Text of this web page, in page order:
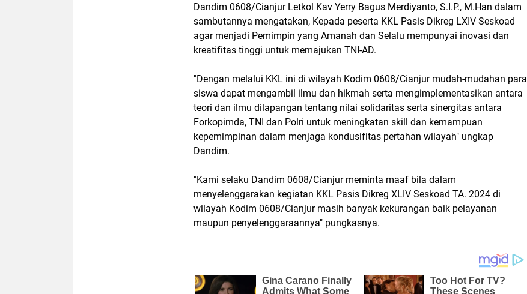
Dandim 0608/Cianjur Letkol Kav Yerry Bagus Merdiyanto, S.I.P., M.Han dalam
sambutannya mengatakan, Kepada peserta KKL Pasis Dikreg LXIV Seskoad
agar menjadi Pemimpin yang Amanah dan Selalu mempunyai inovasi dan
kreatifitas tinggi untuk memajukan TNI-AD.
"Dengan melalui KKL ini di wilayah Kodim 0608/Cianjur mudah-mudahan para
siswa dapat mengambil ilmu dan hikmah serta mengimplementasikan antara
teori dan ilmu dilapangan tentang nilai solidaritas serta sinergitas antara
Forkopimda, TNI dan Polri untuk meningkatan skill dan kemampuan
kepemimpinan dalam menjaga kondusifitas pertahan wilayah" ungkap
Dandim.
"Kami selaku Dandim 0608/Cianjur meminta maaf bila dalam
menyelenggarakan kegiatan KKL Pasis Dikreg XLIV Seskoad TA. 2024 di
wilayah Kodim 0608/Cianjur masih banyak kekurangan baik pelayanan
maupun penyelenggaraannya" pungkasnya.